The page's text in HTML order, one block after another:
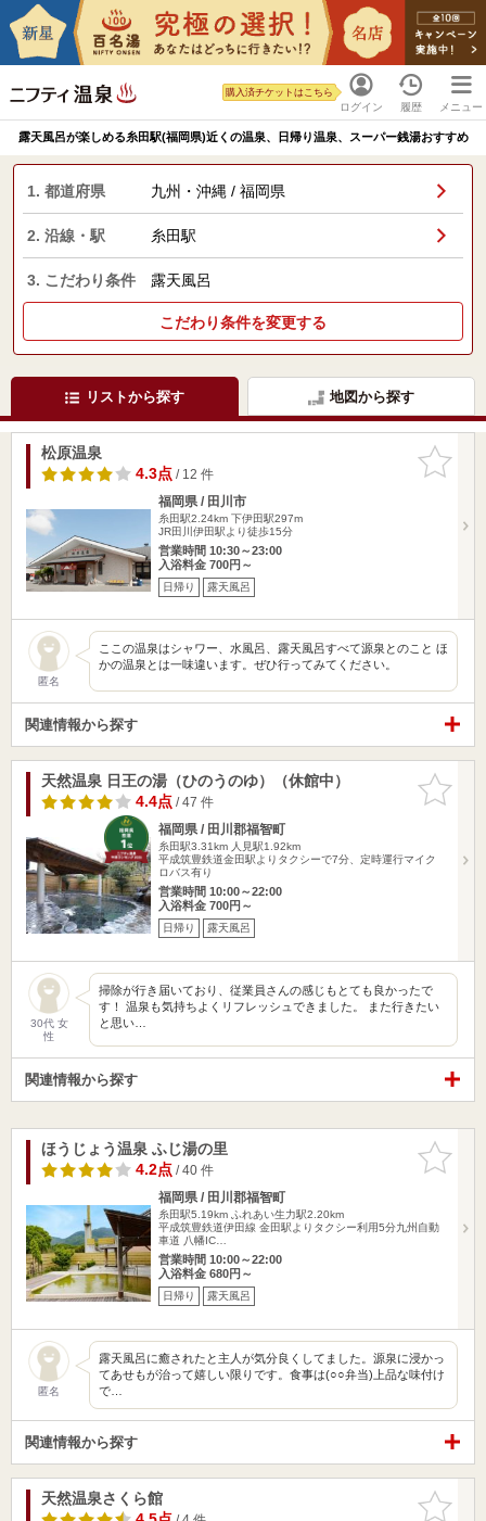
ログイン
購入済チケットはこちら
履歴 メニュー
露天風呂が楽しめる糸田駅(福岡県)近くの温泉、日帰り温泉、スーパー銭湯おすすめ
1. 都道府県 九州・沖縄 / 福岡県
2. 沿線・駅 糸田駅
3. こだわり条件 露天風呂
こだわり条件を変更する
リストから探す 地図から探す
お気に入
りに追加
松原温泉
4.3点/ 12 件
福岡県 / 田川市
糸田駅2.24km 下伊田駅297m
JR田川伊田駅より徒歩15分
営業時間 10:30～23:00
入浴料金 700円～
日帰り 露天風呂
匿名
ここの温泉はシャワー、水風呂、露天風呂すべて源泉とのこと ほ
かの温泉とは一味違います。ぜひ行ってみてください。
関連情報から探す
お気に入
りに追加
天然温泉 日王の湯（ひのうのゆ）（休館中）
4.4点/ 47 件
福岡県 / 田川郡福智町
糸田駅3.31km 人見駅1.92km
平成筑豊鉄道金田駅よりタクシーで7分、定時運行マイク
ロバス有り
営業時間 10:00～22:00
入浴料金 700円～
日帰り 露天風呂
30代 女
性
掃除が行き届いており、従業員さんの感じもとても良かったで
す！ 温泉も気持ちよくリフレッシュできました。 また行きたい
と思い…
関連情報から探す
お気に入
りに追加
ほうじょう温泉 ふじ湯の里
4.2点/ 40 件
福岡県 / 田川郡福智町
糸田駅5.19km ふれあい生力駅2.20km
平成筑豊鉄道伊田線 金田駅よりタクシー利用5分九州自動
車道 八幡IC…
営業時間 10:00～22:00
入浴料金 680円～
日帰り 露天風呂
匿名
露天風呂に癒されたと主人が気分良くしてました。源泉に浸かっ
てあせもが治って嬉しい限りです。食事は(○○弁当)上品な味付け
で…
関連情報から探す
お気に入
りに追加
天然温泉さくら館